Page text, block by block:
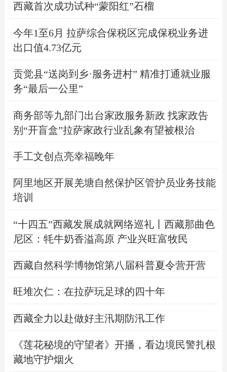
西藏首次成功试种“蒙阳红”石榴
今年1至6月 拉萨综合保税区完成保税业务进
出口值4.73亿元
贡觉县“送岗到乡·服务进村” 精准打通就业服
务“最后一公里”
商务部等九部门出台家政服务新政 找家政告
别“开盲盒”拉萨家政行业乱象有望被根治
手工文创点亮幸福晚年
阿里地区开展羌塘自然保护区管护员业务技能
培训
“十四五”西藏发展成就网络巡礼丨西藏那曲色
尼区：牦牛奶香溢高原 产业兴旺富牧民
西藏自然科学博物馆第八届科普夏令营开营
旺堆次仁：在拉萨玩足球的四十年
西藏全力以赴做好主汛期防汛工作
《莲花秘境的守望者》开播，看边境民警扎根
藏地守护烟火